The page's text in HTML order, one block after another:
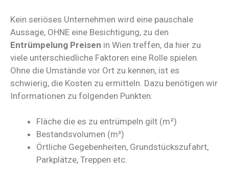
Kein seriöses Unternehmen wird eine pauschale
Aussage, OHNE eine Besichtigung, zu den
Entrümpelung Preisen in Wien treffen, da hier zu
viele unterschiedliche Faktoren eine Rolle spielen.
Ohne die Umstände vor Ort zu kennen, ist es
schwierig, die Kosten zu ermitteln. Dazu benötigen wir
Informationen zu folgenden Punkten:
Fläche die es zu entrümpeln gilt (m²)
Bestandsvolumen (m³)
Örtliche Gegebenheiten, Grundstückszufahrt,
Parkplätze, Treppen etc.